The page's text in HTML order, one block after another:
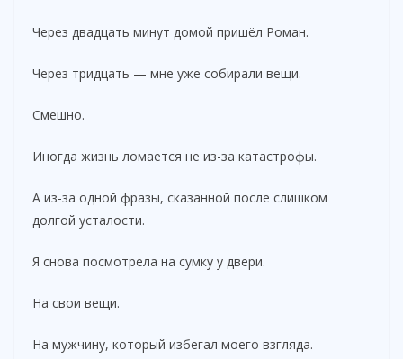
Через двадцать минут домой пришёл Роман.
Через тридцать — мне уже собирали вещи.
Смешно.
Иногда жизнь ломается не из-за катастрофы.
А из-за одной фразы, сказанной после слишком
долгой усталости.
Я снова посмотрела на сумку у двери.
На свои вещи.
На мужчину, который избегал моего взгляда.